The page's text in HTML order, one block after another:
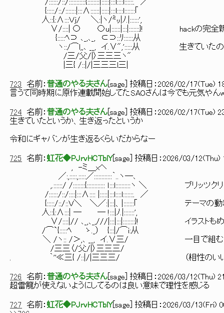
/::::::/::/:::::::::::{::::::::|:::::|:::l::::l::::::. ／
{:::::/::/:::::::|:::∧::::::|:::::|:::l::::l:::::::｢
人::{:∧:::Ｖｊ/ ＼:|ヽ/㍉|ﾉ.|::::::',
∨/::::| 〇 〇u|::::::|:::|:::::::}! hackの完全
{:::::ﾍ⊃ ､_,､_, ⊂⊃::ﾘ::::::从
ヽ::/⌒l,,､ __, イ.∨",':::::从 生きていた
/三/父/|〉三三三ヽ"
|三{ /::|/|三三三l三|
723 名前： 普通のやる夫さん sage ] 投稿日： 2026/02/17(Tue)
言うて同時期に原作連載開始してたSAOさんは今でも元気やん
724 名前： 普通のやる夫さん sage ] 投稿日： 2026/02/17(Tue)
生きていたというか、生き返ったというか
令和にギャバンが生き返るくらいだからなー
725 名前： 虹花◆PJrvHCTblY[ sage ] 投稿日： 2026/03/12(Thu)
, -ミ＿xヘ
／:,:::::,:::::／::::::::::::｀..ヽ―､
,.::::::/ /::::::::{:::::::::::: ｌ:::l::::::::::ヽ ＼ ブリッツクリ
/::::::/::/::::|:::∧:::: |:::::|:::l::::l:::::::. ／
{:::::/::/::Ｖ＼ ＼／:|:::|、|:::::::｢ テーマの動き
人::{:∧:::| ― ― !:::|ﾉ.|:::::::',
∨/::::|// ､_,､_,///|:::|:::|::::::::}! イラストもめっ
/⌒`{:::::ﾍ ゝ._） {:::|/⌒i:从
＼ /ヽ:: /＞,､ __, イ.∨三/ 一目で組むかって
/三三〈/父/|〉三三三/
. ｀''≪三{ /::|/|三三三/ （相性のいい雷族の凶
726 名前： 普通のやる夫さん sage ] 投稿日： 2026/03/12(Thu)
超雷龍が使えないようにしてるのは良い意味で理性を感じる
727 名前： 虹花◆PJrvHCTblY[ sage ] 投稿日： 2026/03/13(Fri)